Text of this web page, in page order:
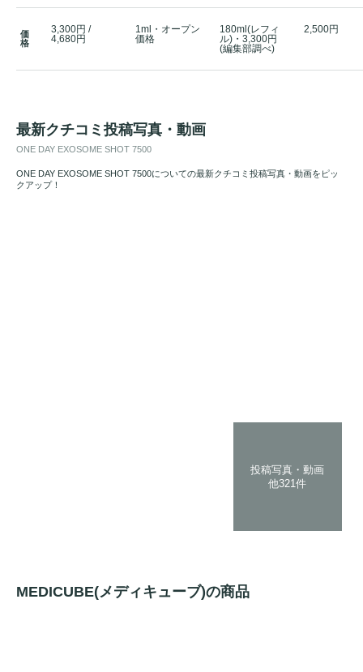
価
格
3,300円 /
4,680円
1ml・オープン
価格
180ml(レフィ
ル)・3,300円
(編集部調べ)
2,500円
最新クチコミ投稿写真・動画
ONE DAY EXOSOME SHOT 7500
ONE DAY EXOSOME SHOT 7500についての最新クチコミ投稿写真・動画をピッ
クアップ！
投稿写真・動画
他321件
MEDICUBE(メディキューブ)の商品